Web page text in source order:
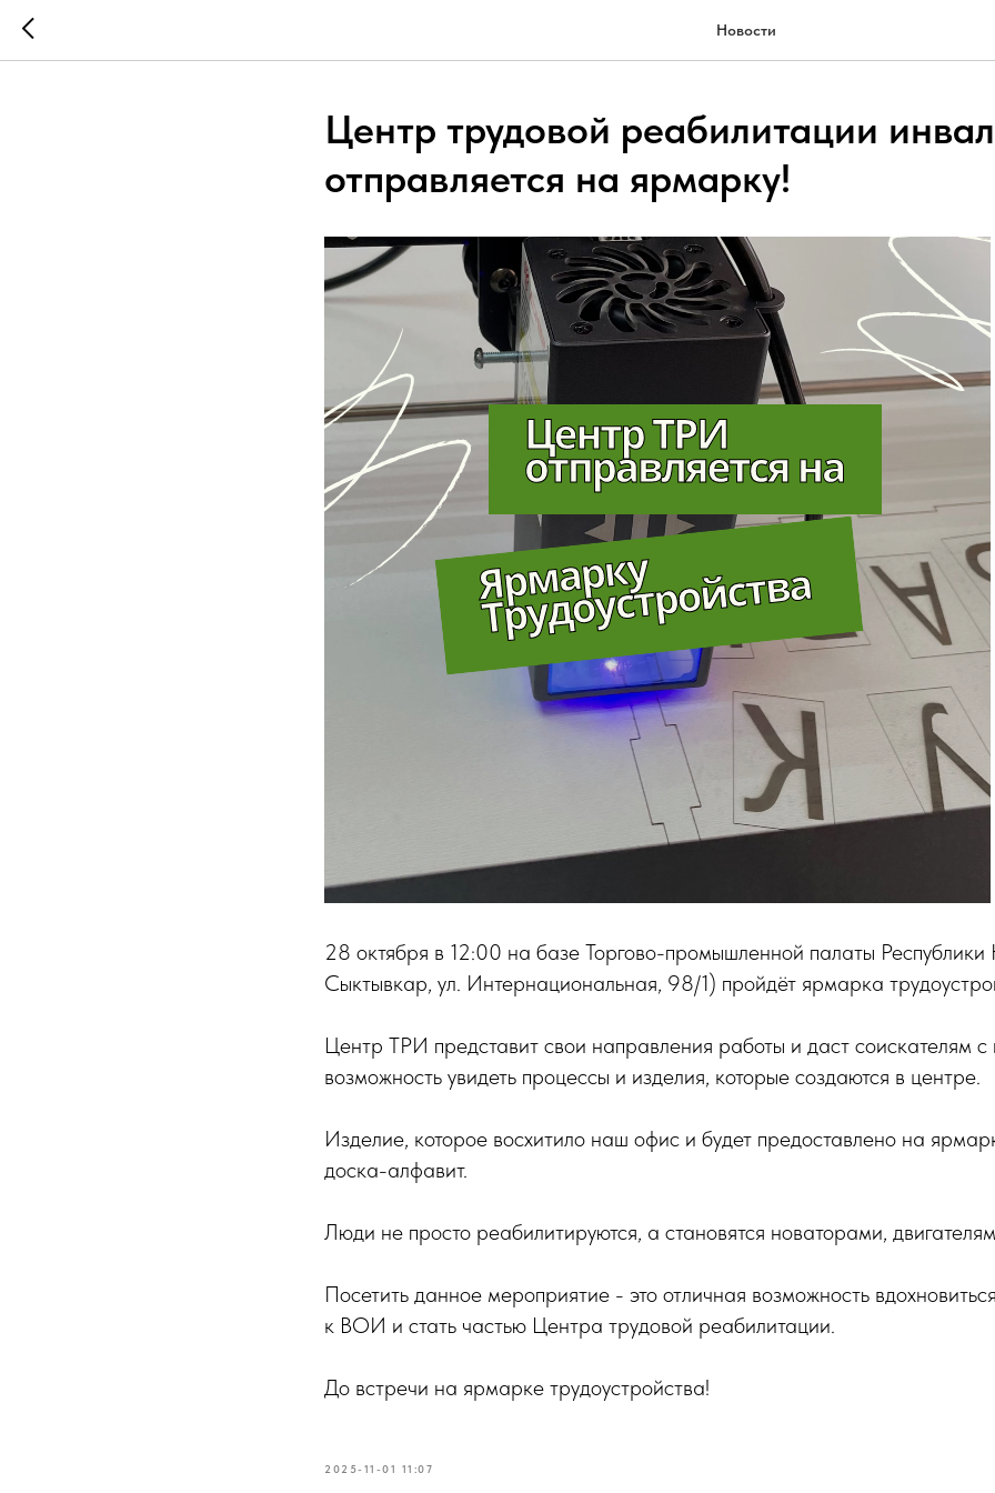
Новости
Центр трудовой реабилитации
отправляется на ярмарку!
28 октября в 12:00 на базе Торгово-промышленной палаты Республики
Сыктывкар, ул. Интернациональная, 98/1) пройдёт ярмарка
Центр ТРИ представит свои направления работы и даст соискателям с
возможность увидеть процессы и изделия, которые создаются в центре.
Изделие, которое восхитило наш офис и будет предоставлено на
доска-алфавит.
Люди не просто реабилитируются, а становятся новаторами,
Посетить данное мероприятие - это отличная возможность
к ВОИ и стать частью Центра трудовой реабилитации.
До встречи на ярмарке трудоустройства!
2025-11-01 11:07